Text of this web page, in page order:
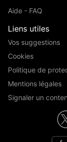
Aide - FAQ
Liens utiles
Vos suggestions
Cookies
Politique de
Mentions légales
Signaler un